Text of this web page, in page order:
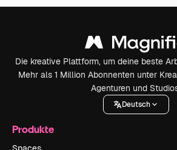
Die kreative Plattform, um deine beste
Mehr als 1 Million Abonnenten unter
Agenturen und
Deutsch
Produkte